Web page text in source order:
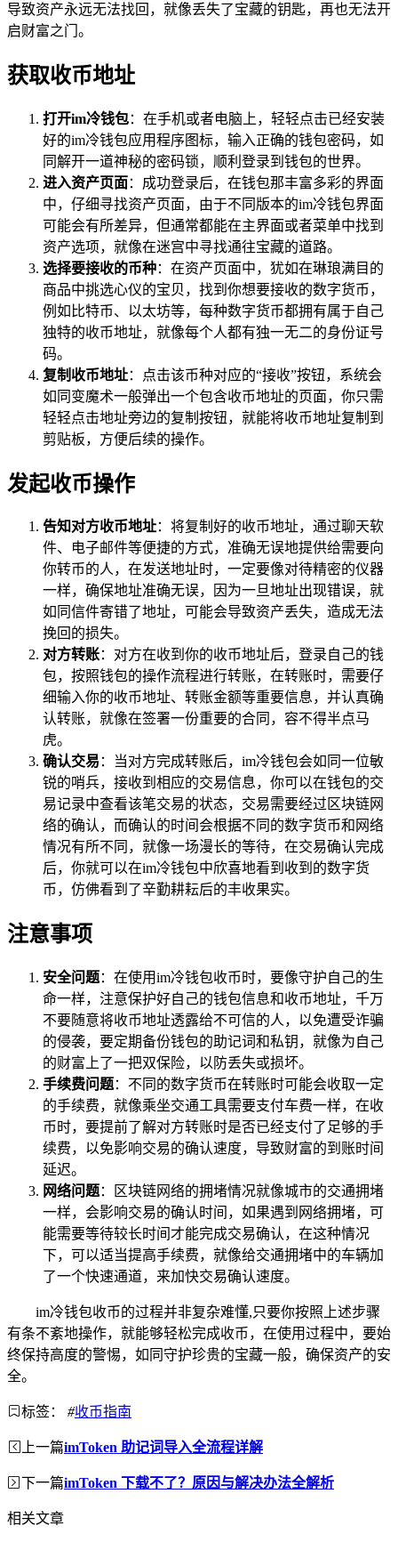
导致资产永远无法找回，就像丢失了宝藏的钥匙，再也无法开
启财富之门。
获取收币地址
打开im冷钱包：在手机或者电脑上，轻轻点击已经安装
好的im冷钱包应用程序图标，输入正确的钱包密码，如
同解开一道神秘的密码锁，顺利登录到钱包的世界。
进入资产页面：成功登录后，在钱包那丰富多彩的界面
中，仔细寻找资产页面，由于不同版本的im冷钱包界面
可能会有所差异，但通常都能在主界面或者菜单中找到
资产选项，就像在迷宫中寻找通往宝藏的道路。
选择要接收的币种：在资产页面中，犹如在琳琅满目的
商品中挑选心仪的宝贝，找到你想要接收的数字货币，
例如比特币、以太坊等，每种数字货币都拥有属于自己
独特的收币地址，就像每个人都有独一无二的身份证号
码。
复制收币地址：点击该币种对应的“接收”按钮，系统会
如同变魔术一般弹出一个包含收币地址的页面，你只需
轻轻点击地址旁边的复制按钮，就能将收币地址复制到
剪贴板，方便后续的操作。
发起收币操作
告知对方收币地址：将复制好的收币地址，通过聊天软
件、电子邮件等便捷的方式，准确无误地提供给需要向
你转币的人，在发送地址时，一定要像对待精密的仪器
一样，确保地址准确无误，因为一旦地址出现错误，就
如同信件寄错了地址，可能会导致资产丢失，造成无法
挽回的损失。
对方转账：对方在收到你的收币地址后，登录自己的钱
包，按照钱包的操作流程进行转账，在转账时，需要仔
细输入你的收币地址、转账金额等重要信息，并认真确
认转账，就像在签署一份重要的合同，容不得半点马
虎。
确认交易 ：当对方完成转账后，im冷钱包会如同一位敏
锐的哨兵，接收到相应的交易信息，你可以在钱包的交
易记录中查看该笔交易的状态，交易需要经过区块链网
络的确认，而确认的时间会根据不同的数字货币和网络
情况有所不同，就像一场漫长的等待，在交易确认完成
后，你就可以在im冷钱包中欣喜地看到收到的数字货
币，仿佛看到了辛勤耕耘后的丰收果实。
注意事项
安全问题：在使用im冷钱包收币时，要像守护自己的生
命一样，注意保护好自己的钱包信息和收币地址，千万
不要随意将收币地址透露给不可信的人，以免遭受诈骗
的侵袭，要定期备份钱包的助记词和私钥，就像为自己
的财富上了一把双保险，以防丢失或损坏。
手续费问题：不同的数字货币在转账时可能会收取一定
的手续费，就像乘坐交通工具需要支付车费一样，在收
币时，要提前了解对方转账时是否已经支付了足够的手
续费，以免影响交易的确认速度，导致财富的到账时间
延迟。
网络问题：区块链网络的拥堵情况就像城市的交通拥堵
一样，会影响交易的确认时间，如果遇到网络拥堵，可
能需要等待较长时间才能完成交易确认，在这种情况
下，可以适当提高手续费，就像给交通拥堵中的车辆加
了一个快速通道，来加快交易确认速度。
im冷钱包收币的过程并非复杂难懂,只要你按照上述步骤
有条不紊地操作，就能够轻松完成收币，在使用过程中，要始
终保持高度的警惕，如同守护珍贵的宝藏一般，确保资产的安
全。
标签： #收币指南
上一篇imToken 助记词导入全流程详解
下一篇imToken 下载不了？原因与解决办法全解析
相关文章